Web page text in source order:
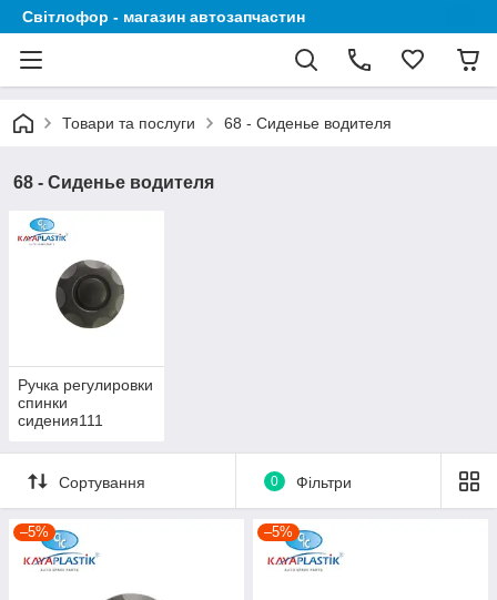
Світлофор - магазин автозапчастин
Товари та послуги 68 - Сиденье водителя
68 - Сиденье водителя
Ручка регулировки
спинки
сидения111
Сортування 0 Фільтри
–5% –5%